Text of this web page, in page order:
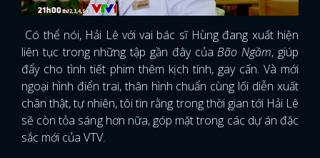
Có thể nói, Hải Lê với vai bác sĩ Hùng đang xuất hiện
liên tục trong những tập gần đây củaBão Ngầm, giúp
đẩy cho tình tiết phim thêm kịch tính, gay cấn. Và mới
ngoại hình điển trai, thân hình chuẩn cùng lối diễn xuất
chân thật, tự nhiên, tôi tin rằng trong thời gian tới Hải Lê
sẽ còn tỏa sáng hơn nữa, góp mặt trong các dự án đặc
sắc mới của VTV.